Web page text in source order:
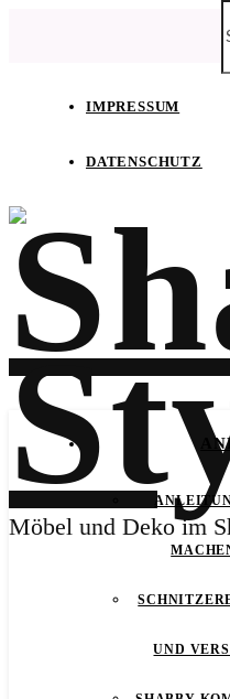
IMPRESSUM
DATENSCHUTZ
Möbel und Deko im
UND